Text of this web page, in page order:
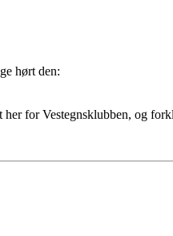
hørt den:
for Vestegnsklubben, og